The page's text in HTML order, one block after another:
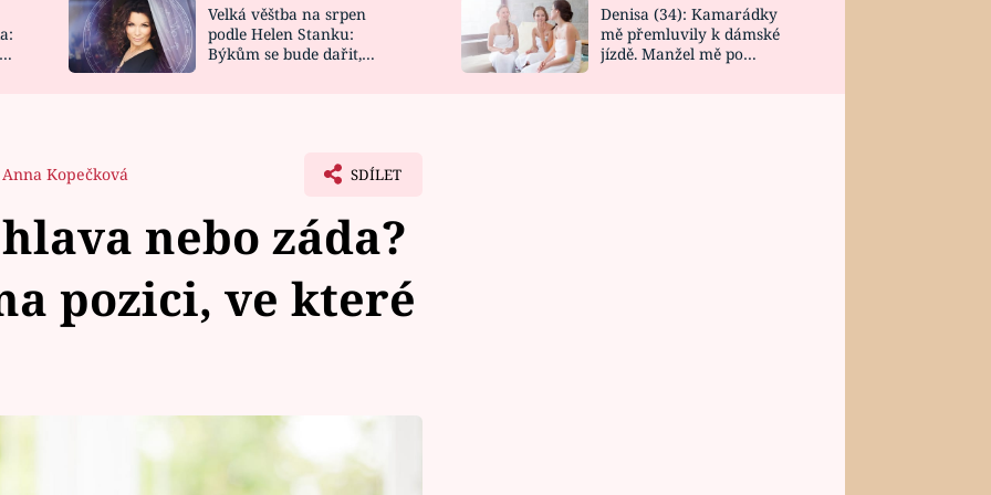
NOVINKY
VIDEORECEPTY
DESIGN
Velká věštba na srpen
podle Helen Stanku:
Býkům se bude dařit,
Denisa (34): Kamarádky
mě přemluvily k dámské
jízdě. Manžel mě po
Anna Kopečková SDÍLET
nebo záda?
pozici, ve které